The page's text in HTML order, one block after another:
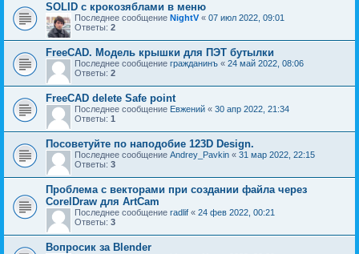
SOLID с крокозяблами в меню
Последнее сообщение NightV« 07 июл 2022, 09:01
Ответы: 2
FreeCAD. Модель крышки для ПЭТ бутылки
Последнее сообщение гражданинъ « 24 май 2022, 08:06
Ответы: 2
FreeCAD delete Safe point
Последнее сообщение Евжений « 30 апр 2022, 21:34
Ответы: 1
Посоветуйте по наподобие 123D Design.
Последнее сообщение Andrey_Pavkin « 31 мар 2022, 22:15
Ответы: 3
Проблема с векторами при создании файла через
CorelDraw для ArtCam
Последнее сообщение radlif « 24 фев 2022, 00:21
Ответы: 3
Вопросик за Blender